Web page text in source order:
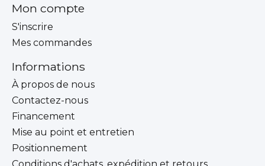
Mon compte
S'inscrire
Mes commandes
Informations
À propos de nous
Contactez-nous
Financement
Mise au point et entretien
Positionnement